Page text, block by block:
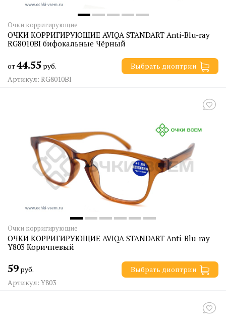
Очки корригирующие
ОЧКИ КОРРИГИРУЮЩИЕ AVIQA STANDART Anti-Blu-ray
RG8010BI бифокальные Чёрный
от44.55 руб.
Выбрать диоптрии
Артикул: RG8010BI
Очки корригирующие
ОЧКИ КОРРИГИРУЮЩИЕ AVIQA STANDART Anti-Blu-ray
Y803 Коричневый
59 руб.
Выбрать диоптрии
Артикул: Y803